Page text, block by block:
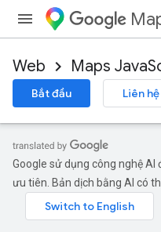
Web Maps
Bắt đầu Liên
Google sử dụng công nghệ
ưu tiên. Bản dịch bằng AI có